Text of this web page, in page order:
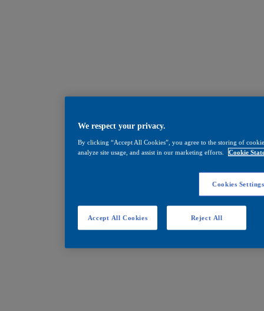
We respect your privacy.
By clicking “Accept All Cookies”, you agree to the storing of
analyze site usage, and assist in our marketing efforts.
Cookie
Cookies Settings
Reject All
Accept All Cookies